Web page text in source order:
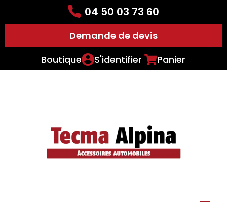
04 50 03 73 60
Demande de devis
Boutique
S'identifier Panier